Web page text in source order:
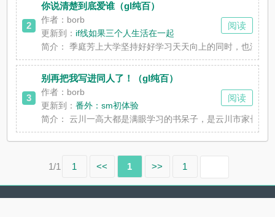
2
你说清楚到底爱谁（gl纯百）
作者：borb
更新到： if线如果三个人生活在一起
简介：
季庭芳上大学坚持好好学习天天向上的同时，也没忘
阅读
3
别再把我写进同人了！（gl纯百）
作者：borb
更新到：番外：sm初体验
简介：
云川一高大都是满眼学习的书呆子，是云川市家长嘴
阅读
1/1 1 << 1 >> 1